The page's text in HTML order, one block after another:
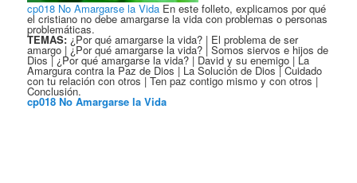
cp018 No Amargarse la Vida En este folleto, explicamos por qué
el cristiano no debe amargarse la vida con problemas o personas
problemáticas.
TEMAS: ¿Por qué amargarse la vida? | El problema de ser
amargo | ¿Por qué amargarse la vida? | Somos siervos e hijos de
Dios | ¿Por qué amargarse la vida? | David y su enemigo | La
Amargura contra la Paz de Dios | La Solución de Dios | Cuidado
con tu relación con otros | Ten paz contigo mismo y con otros |
Conclusión.
cp018 No Amargarse la Vida